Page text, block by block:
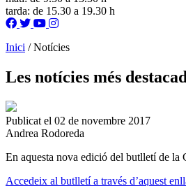
tarda: de 15.30 a 19.30 h
Inici /Notícies
Les notícies més
Publicat el 02 de novembre 2017
Andrea Rodoreda
En aquesta nova edició del butlletí de la
Accedeix al butlletí a través d’aquest